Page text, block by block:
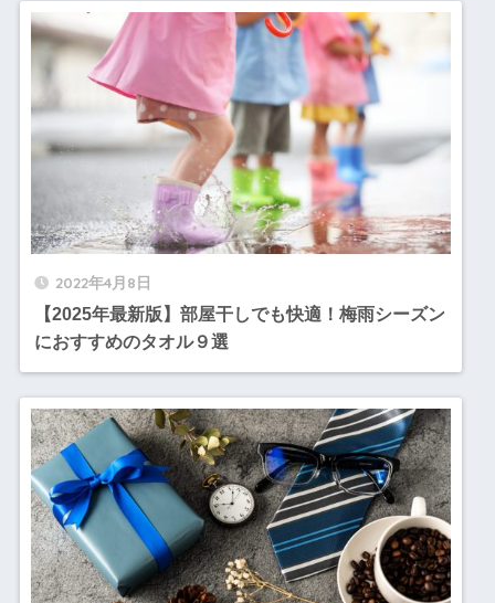
2022年4月8日
【2025年最新版】部屋干しでも快適！梅雨シーズン
におすすめのタオル９選